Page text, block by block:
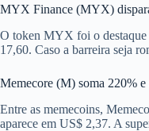
MYX Finance (MYX)
O token MYX foi o destaque
17,60. Caso a barreira seja
Memecore (M) soma 220% e
Entre as memecoins,
aparece em US$ 2,37. A